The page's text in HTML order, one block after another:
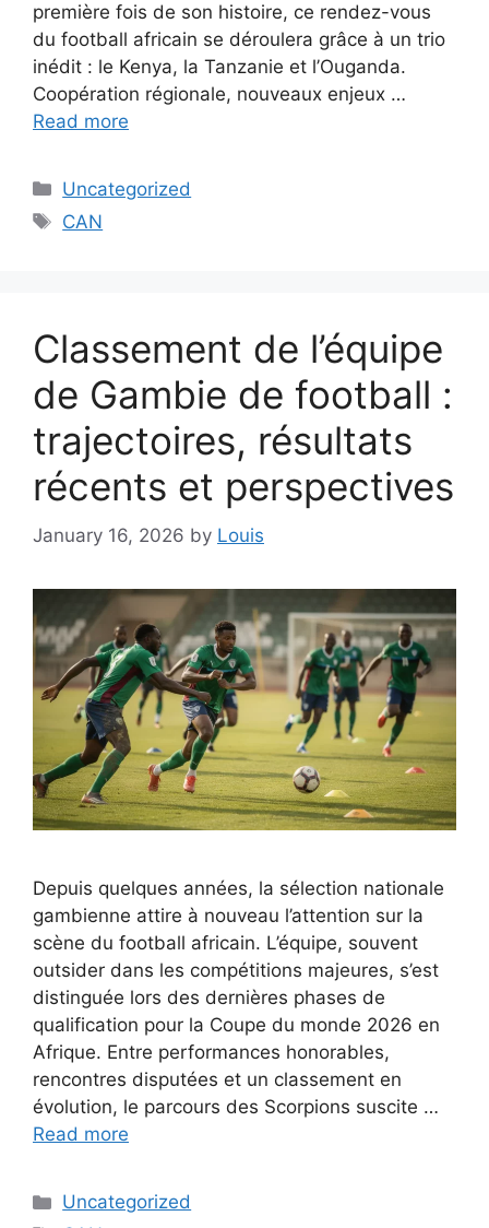
première fois de son histoire, ce rendez-vous
du football africain se déroulera grâce à un trio
inédit : le Kenya, la Tanzanie et l’Ouganda.
Coopération régionale, nouveaux enjeux …
Read more
Categories
Uncategorized
Tags
CAN
Classement de l’équipe
de Gambie de football :
trajectoires, résultats
récents et perspectives
January 16, 2026 by Louis
Depuis quelques années, la sélection nationale
gambienne attire à nouveau l’attention sur la
scène du football africain. L’équipe, souvent
outsider dans les compétitions majeures, s’est
distinguée lors des dernières phases de
qualification pour la Coupe du monde 2026 en
Afrique. Entre performances honorables,
rencontres disputées et un classement en
évolution, le parcours des Scorpions suscite …
Read more
Categories
Uncategorized